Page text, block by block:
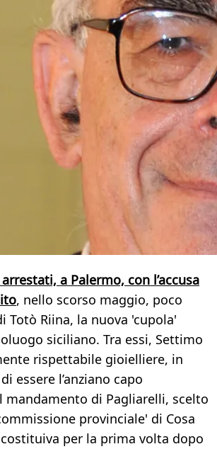
a Palermo, con l’accusa
, nello scorso maggio, poco
Totò Riina, la nuova 'cupola'
siciliano. Tra essi, Settimo
rispettabile gioielliere, in
essere l’anziano capo
mandamento di Pagliarelli, scelto
provinciale' di Cosa
per la prima volta dopo